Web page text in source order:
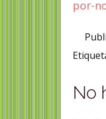
por-
No